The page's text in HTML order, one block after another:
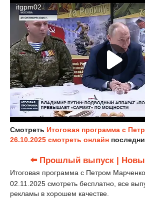
Смотреть Итоговая программа с
26.10.2025 смотреть онлайн
⬅️ Прошлый выпуск |
Итоговая программа с Петром
02.11.2025 смотреть бесплатно, все
рекламы в хорошем качестве.